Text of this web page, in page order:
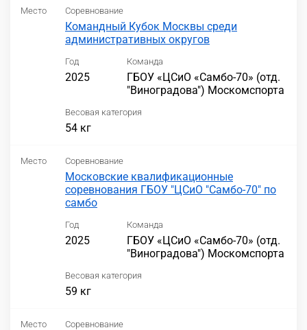
Место Соревнование
Командный Кубок Москвы среди
административных округов
Год
2025
Команда
ГБОУ «ЦСиО «Самбо-70» (отд.
"Виноградова") Москомспорта
Весовая категория
54 кг
Место Соревнование
Московские квалификационные
соревнования ГБОУ "ЦСиО "Самбо-70" по
самбо
Год
2025
Команда
ГБОУ «ЦСиО «Самбо-70» (отд.
"Виноградова") Москомспорта
Весовая категория
59 кг
Место Соревнование